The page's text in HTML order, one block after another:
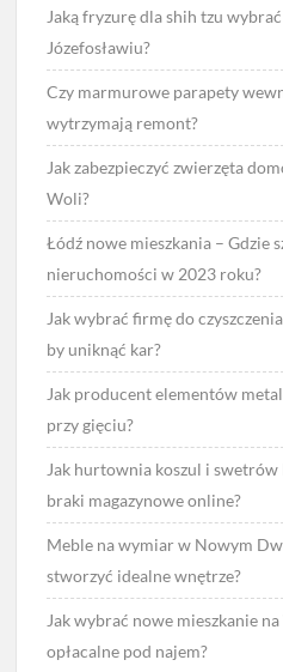
Jaką fryzurę dla shih tzu
Józefosławiu?
Czy marmurowe parapety
wytrzymają remont?
Jak zabezpieczyć zwierzęta
Woli?
Łódź nowe mieszkania – Gdzie
nieruchomości w 2023 roku?
Jak wybrać firmę do
by uniknąć kar?
Jak producent elementów
przy gięciu?
Jak hurtownia koszul i swetrów
braki magazynowe online?
Meble na wymiar w Nowym
stworzyć idealne wnętrze?
Jak wybrać nowe mieszkanie
opłacalne pod najem?